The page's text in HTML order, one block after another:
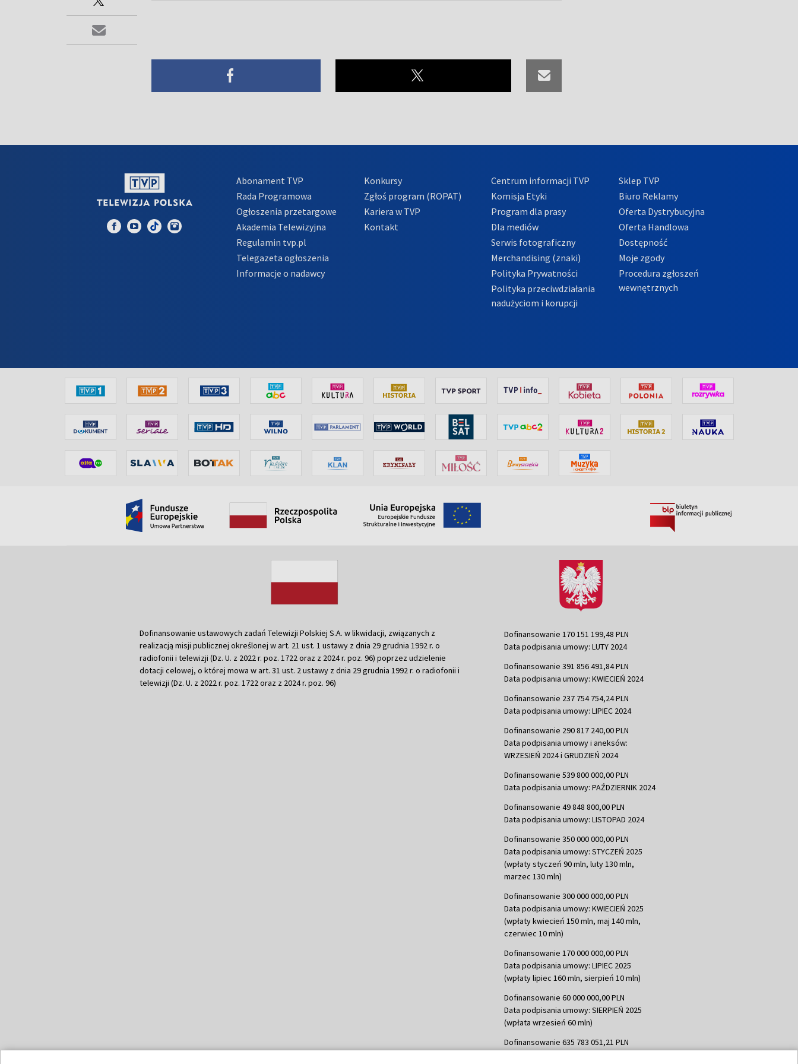
Abonament TVP
Rada Programowa
Ogłoszenia przetargowe
Akademia Telewizyjna
Regulamin tvp.pl
Telegazeta ogłoszenia
Informacje o nadawcy
Konkursy
Zgłoś program (ROPAT)
Kariera w TVP
Kontakt
Centrum informacji TVP
Komisja Etyki
Program dla prasy
Dla mediów
Serwis fotograficzny
Merchandising (znaki)
Polityka Prywatności
Polityka przeciwdziałania
nadużyciom i korupcji
Sklep TVP
Biuro Reklamy
Oferta Dystrybucyjna
Oferta Handlowa
Dostępność
Moje zgody
Procedura zgłoszeń
wewnętrznych
Dofinansowanie ustawowych zadań Telewizji Polskiej S.A. w likwidacji, związanych z
realizacją misji publicznej określonej w art. 21 ust. 1 ustawy z dnia 29 grudnia 1992 r. o
radiofonii i telewizji (Dz. U. z 2022 r. poz. 1722 oraz z 2024 r. poz. 96) poprzez udzielenie
dotacji celowej, o której mowa w art. 31 ust. 2 ustawy z dnia 29 grudnia 1992 r. o radiofonii i
telewizji (Dz. U. z 2022 r. poz. 1722 oraz z 2024 r. poz. 96)
Dofinansowanie 170 151 199,48 PLN
Data podpisania umowy: LUTY 2024
Dofinansowanie 391 856 491,84 PLN
Data podpisania umowy: KWIECIEŃ 2024
Dofinansowanie 237 754 754,24 PLN
Data podpisania umowy: LIPIEC 2024
Dofinansowanie 290 817 240,00 PLN
Data podpisania umowy i aneksów:
WRZESIEŃ 2024 i GRUDZIEŃ 2024
Dofinansowanie 539 800 000,00 PLN
Data podpisania umowy: PAŹDZIERNIK 2024
Dofinansowanie 49 848 800,00 PLN
Data podpisania umowy: LISTOPAD 2024
Dofinansowanie 350 000 000,00 PLN
Data podpisania umowy: STYCZEŃ 2025
(wpłaty styczeń 90 mln, luty 130 mln,
marzec 130 mln)
Dofinansowanie 300 000 000,00 PLN
Data podpisania umowy: KWIECIEŃ 2025
(wpłaty kwiecień 150 mln, maj 140 mln,
czerwiec 10 mln)
Dofinansowanie 170 000 000,00 PLN
Data podpisania umowy: LIPIEC 2025
(wpłaty lipiec 160 mln, sierpień 10 mln)
Dofinansowanie 60 000 000,00 PLN
Data podpisania umowy: SIERPIEŃ 2025
(wpłata wrzesień 60 mln)
Dofinansowanie 635 783 051,21 PLN